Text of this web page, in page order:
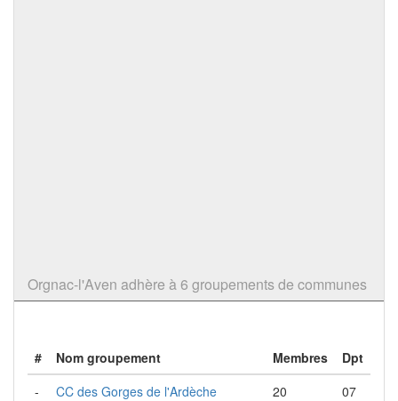
Orgnac-l'Aven adhère à 6 groupements de communes
# Nom groupement Membres
Dpt
-
CC des Gorges de l'Ardèche 20
07